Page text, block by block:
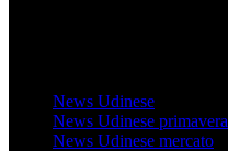
News Udinese
News Udinese primavera
News Udinese mercato